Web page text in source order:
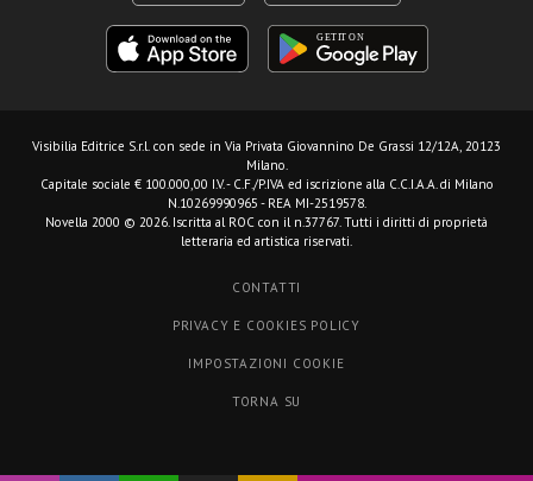
Visibilia Editrice S.r.l. con sede in Via Privata Giovannino De Grassi 12/12A, 20123
Milano.
Capitale sociale € 100.000,00 I.V. - C.F./P.IVA ed iscrizione alla C.C.I.A.A. di Milano
N.10269990965 - REA MI-2519578.
Novella 2000 © 2026. Iscritta al ROC con il n.37767. Tutti i diritti di proprietà
letteraria ed artistica riservati.
CONTATTI
PRIVACY E COOKIES POLICY
IMPOSTAZIONI COOKIE
TORNA SU